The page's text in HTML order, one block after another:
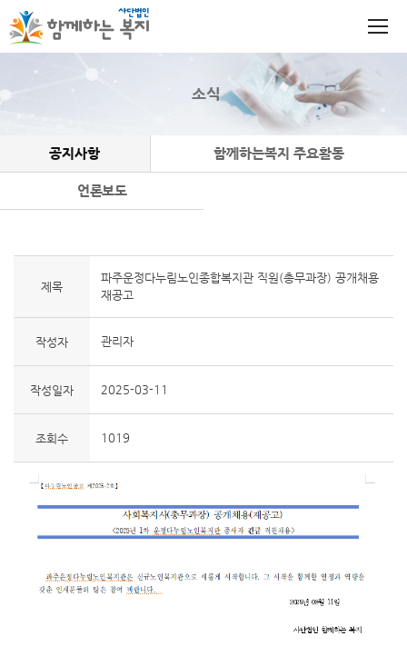
소식
공지사항 함께하는복지 주요활동
언론보도
제목
파주운정다누림노인종합복지관 직원(총무과장) 공개채용
재공고
작성자 관리자
작성일자 2025-03-11
조회수 1019